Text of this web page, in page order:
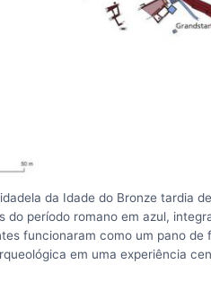
da Idade do Bronze tardia
do período romano em azul,
funcionaram como um pano
em uma experiência